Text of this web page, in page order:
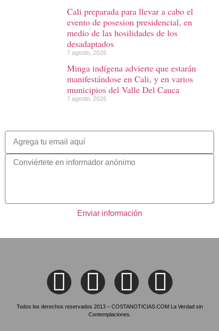
Cali preparada para llevar a cabo el
evento de posesion presidencial, en
medio de las hosilidades de los
desadaptados
7 agosto, 2026
Minga indígena advierte que estarán
manifestándose en Cali, y en varios
municipios del Valle Del Cauca
7 agosto, 2026
Enviar información
Todos los derechos reservados 2013 – COSTANOTICIAS.COM La Verdad sin
Contemplaciones.